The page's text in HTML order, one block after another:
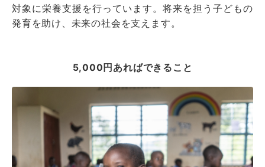
対象に栄養支援を行っています。将来を担う子どもの
発育を助け、未来の社会を支えます。
5,000円あればできること